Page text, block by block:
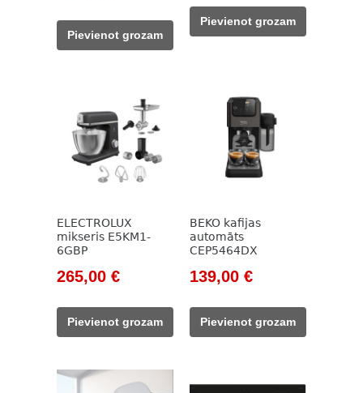
was:
2
Pievienot grozam
was:
596,00 €.
408,00 €.
Pievienot grozam
ELECTROLUX
mikseris E5KM1-
6GBP
Original
was:
365,00 €.
265,00 €Current
265,00 €.
Pievienot grozam
BEKO kafijas
automāts
CEP5464DX
Original
was:
785,00 €.
139,00 €Current
139,00 €.
Pievienot grozam